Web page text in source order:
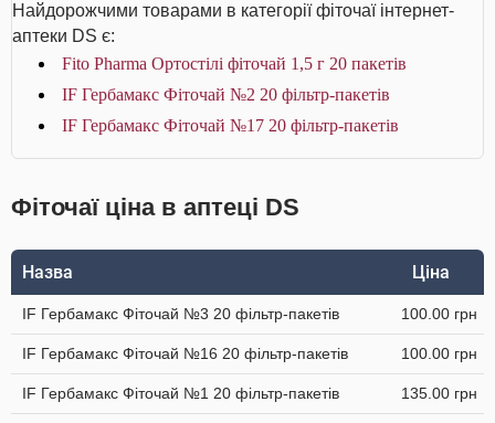
Найдорожчими товарами в категорії фіточаї інтернет-
аптеки DS є:
Fito Pharma Ортостілі фіточай 1,5 г 20 пакетів
IF Гербамакс Фіточай №2 20 фільтр-пакетів
IF Гербамакс Фіточай №17 20 фільтр-пакетів
Фіточаї ціна в аптеці DS
Назва Ціна
IF Гербамакс Фіточай №3 20 фільтр-пакетів 100.00 грн
IF Гербамакс Фіточай №16 20 фільтр-пакетів 100.00 грн
IF Гербамакс Фіточай №1 20 фільтр-пакетів 135.00 грн